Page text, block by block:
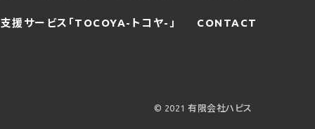
援サービス「TOCOYA-トコヤ-」 CONTACT
© 2021 有限会社ハピス